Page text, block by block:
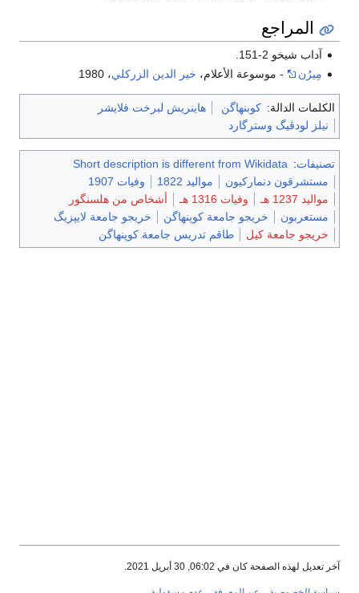
المراجع
آداب شيخو 2-151.
مِيرُن
- موسوعة الأعلام، خير الدين الزركلي، 1980
الكلمات الدالة: كوبنهاگن
هاينريش لبرخت فلايشر
نيلز لودڤيگ وسترگارد
تصنيفات:
Short description is different from Wikidata
مستشرقون دنماركيون
مواليد 1822
وفيات 1907
مواليد 1237 هـ
وفيات 1316 هـ
أشخاص من هلسنگور
مستعربون
خريجو جامعة كوپنهاگن
خريجو جامعة لايپزيگ
خريجو جامعة كيل
طاقم تدريس جامعة كوپنهاگن
آخر تعديل لهذه الصفحة كان في 06:02, 30 أبريل 2021.